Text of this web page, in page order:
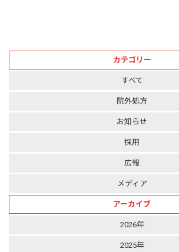
カテゴリー
すべて
院外処方
お知らせ
採用
広報
メディア
アーカイブ
2026年
2025年